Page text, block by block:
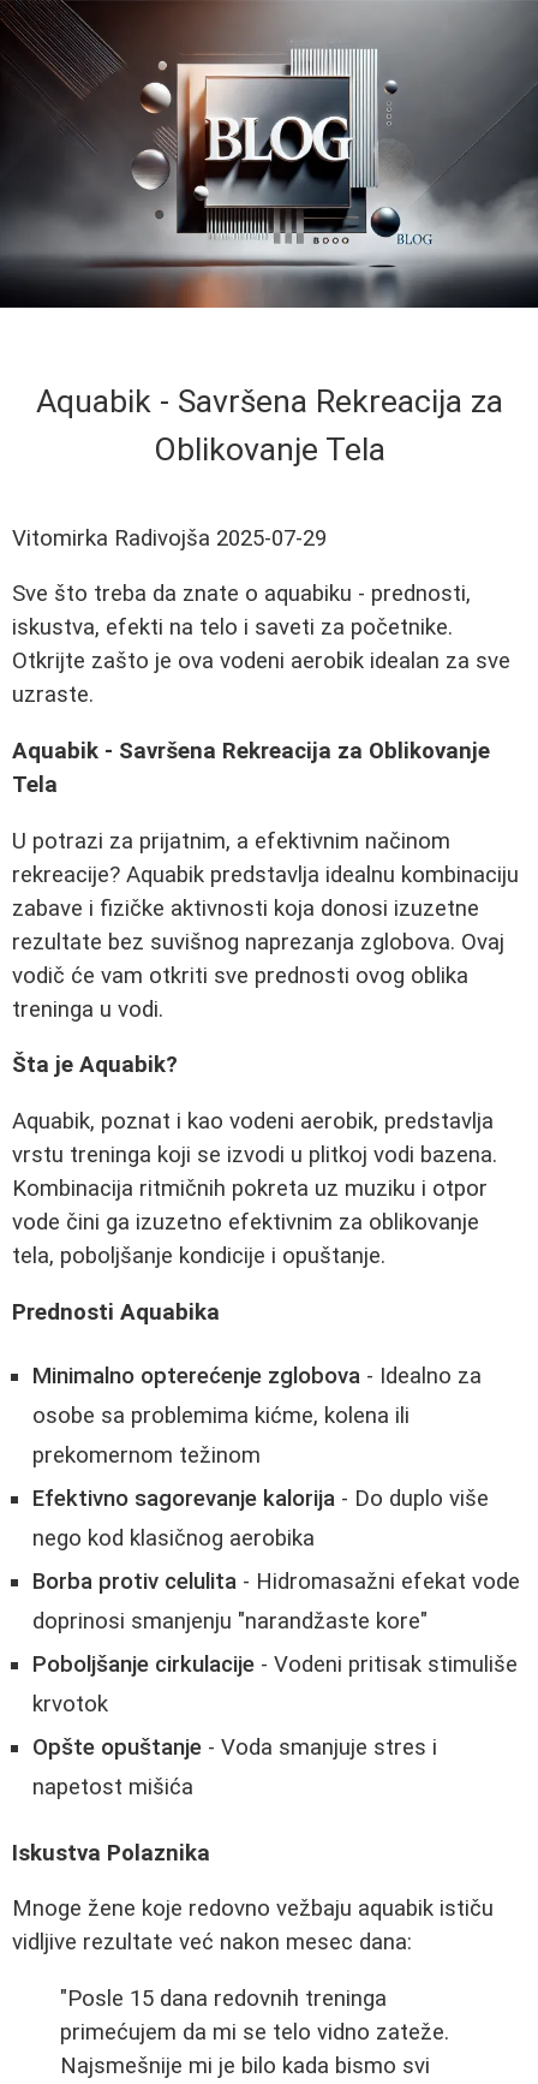
Aquabik - Savršena Rekreacija za
Oblikovanje Tela
Vitomirka Radivojša 2025-07-29
Sve što treba da znate o aquabiku - prednosti,
iskustva, efekti na telo i saveti za početnike.
Otkrijte zašto je ova vodeni aerobik idealan za sve
uzraste.
Aquabik - Savršena Rekreacija za Oblikovanje
Tela
U potrazi za prijatnim, a efektivnim načinom
rekreacije? Aquabik predstavlja idealnu kombinaciju
zabave i fizičke aktivnosti koja donosi izuzetne
rezultate bez suvišnog naprezanja zglobova. Ovaj
vodič će vam otkriti sve prednosti ovog oblika
treninga u vodi.
Šta je Aquabik?
Aquabik, poznat i kao vodeni aerobik, predstavlja
vrstu treninga koji se izvodi u plitkoj vodi bazena.
Kombinacija ritmičnih pokreta uz muziku i otpor
vode čini ga izuzetno efektivnim za oblikovanje
tela, poboljšanje kondicije i opuštanje.
Prednosti Aquabika
Minimalno opterećenje zglobova - Idealno za
osobe sa problemima kićme, kolena ili
prekomernom težinom
Efektivno sagorevanje kalorija - Do duplo više
nego kod klasičnog aerobika
Borba protiv celulita - Hidromasažni efekat vode
doprinosi smanjenju "narandžaste kore"
Poboljšanje cirkulacije - Vodeni pritisak stimuliše
krvotok
Opšte opuštanje - Voda smanjuje stres i
napetost mišića
Iskustva Polaznika
Mnoge žene koje redovno vežbaju aquabik ističu
vidljive rezultate već nakon mesec dana:
"Posle 15 dana redovnih treninga
primećujem da mi se telo vidno zateže.
Najsmešnije mi je bilo kada bismo svi